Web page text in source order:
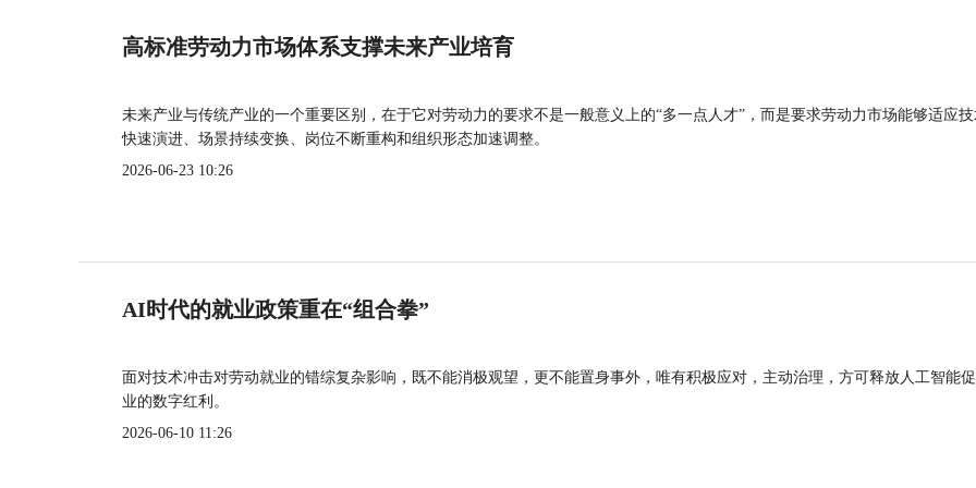
高标准劳动力市场体系支撑未来产业培育
未来产业与传统产业的一个重要区别，在于它对劳动力的要求不是一般意义上的“多一点人才”，而是要求劳动力市场能够适应
快速演进、场景持续变换、岗位不断重构和组织形态加速调整。
2026-06-23 10:26
AI时代的就业政策重在“组合拳”
面对技术冲击对劳动就业的错综复杂影响，既不能消极观望，更不能置身事外，唯有积极应对，主动治理，方可释放人工智能
业的数字红利。
2026-06-10 11:26